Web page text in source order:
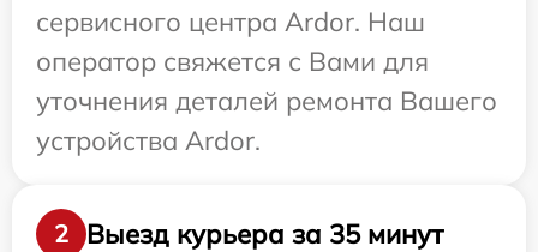
сервисного центра Ardor. Наш
оператор свяжется с Вами для
уточнения деталей ремонта Вашего
устройства Ardor.
2
Выезд курьера за 35 минут